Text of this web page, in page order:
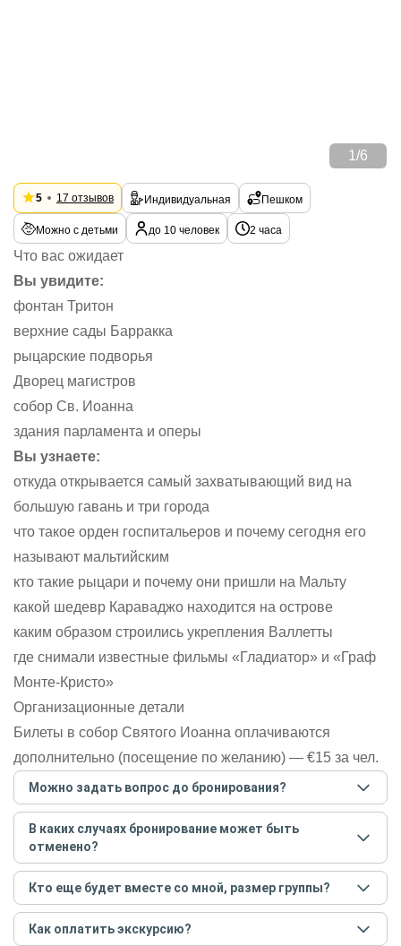
1 /6
5 17 отзывов Индивидуальная Пешком
Можно с детьми до 10 человек 2 часа
Что вас ожидает
Вы увидите:
фонтан Тритон
верхние сады Барракка
рыцарские подворья
Дворец магистров
собор Св. Иоанна
здания парламента и оперы
Вы узнаете:
откуда открывается самый захватывающий вид на
большую гавань и три города
что такое орден госпитальеров и почему сегодня его
называют мальтийским
кто такие рыцари и почему они пришли на Мальту
какой шедевр Караваджо находится на острове
каким образом строились укрепления Валлетты
где снимали известные фильмы «Гладиатор» и «Граф
Монте-Кристо»
Организационные детали
Билеты в собор Святого Иоанна оплачиваются
дополнительно (посещение по желанию) — €15 за чел.
Можно задать вопрос до бронирования?
Достаточно перейти по ссылке «Задать вопрос» и
написать гиду. Платить при этом не нужно. Сначала
согласуйте с гидом интересующие вас вопросы и после
этого бронируйте экскурсию.Задать вопрос.
В каких случаях бронирование может быть
отменено?
Только в случае неблагоприятных погодных условий,
например, если экскурсия на кораблике, а по прогнозу
погоды аномально-сильный ветер. При этом гид
предупредит вас об отмене, а мы вернем предоплату на
Кто еще будет вместе со мной, размер группы?
Если экскурсия индивидуальная, гид проведет встречу
только для вас и вашей компании. Если групповая — на
Как оплатить экскурсию?